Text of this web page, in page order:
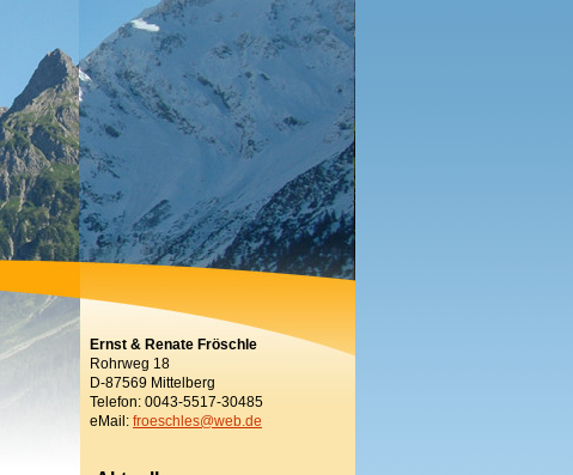
Ernst & Renate Fröschle
Rohrweg 18
D-87569 Mittelberg
Telefon: 0043-5517-30485
eMail: froeschles@web.de